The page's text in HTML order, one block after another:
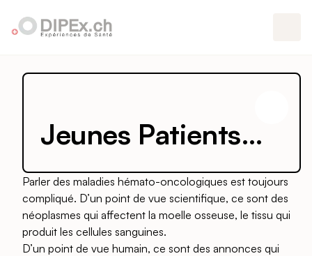
Jeunes Patients
Hémato-
oncologiques
Parler des maladies hémato-oncologiques est toujours
compliqué. D’un point de vue scientifique, ce sont des
néoplasmes qui affectent la moelle osseuse, le tissu qui
produit les cellules sanguines.
D’un point de vue humain, ce sont des annonces qui